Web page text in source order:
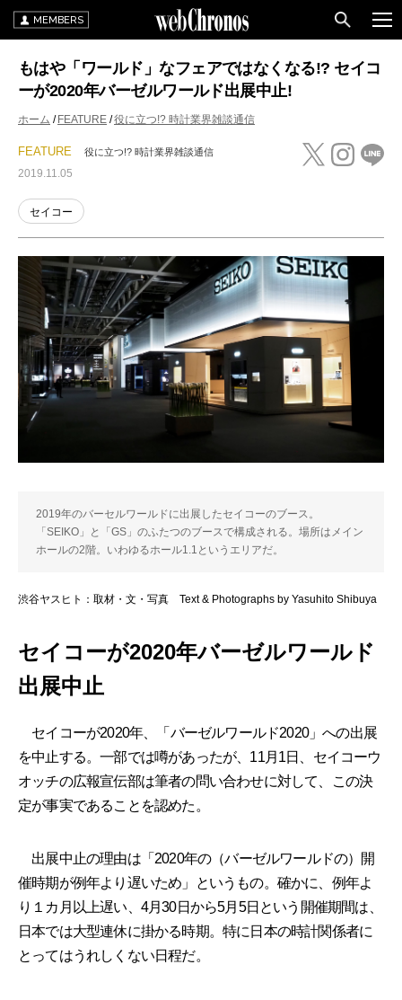
MEMBERS
もはや「ワールド」なフェアではなくなる!? セイコ
ーが2020年バーゼルワールド出展中止!
ホーム FEATURE 役に立つ!? 時計業界雑談通信
FEATURE 役に立つ!? 時計業界雑談通信
2019.11.05
セイコー
2019年のバーセルワールドに出展したセイコーのブース。
「SEIKO」と「GS」のふたつのブースで構成される。場所はメイン
ホールの2階。いわゆるホール1.1というエリアだ。
渋谷ヤスヒト：取材・文・写真 Text & Photographs by Yasuhito Shibuya
セイコーが2020年バーゼルワールド
出展中止
セイコーが2020年、「バーゼルワールド2020」への出展
を中止する。一部では噂があったが、11月1日、セイコーウ
オッチの広報宣伝部は筆者の問い合わせに対して、この決
定が事実であることを認めた。
出展中止の理由は「2020年の（バーゼルワールドの）開
催時期が例年より遅いため」というもの。確かに、例年よ
り１カ月以上遅い、4月30日から5月5日という開催期間は、
日本では大型連休に掛かる時期。特に日本の時計関係者に
とってはうれしくない日程だ。